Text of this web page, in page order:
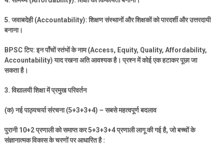
5.जवाबदेही (Accountability):शिक्षण संस्थानों और शिक्षकों को पारदर्शी और उत्तरदायी
बनाना।
BPSCटिप: इन पाँचों स्तंभों के नाम (Access, Equity, Quality, Affordability,
Accountability)याद रखना अति आवश्यक है। प्रश्न में कोई एक हटाकर पूछा जा
सकता है।
3.विद्यालयी शिक्षा में प्रमुख परिवर्तन
(क) नई पाठ्यचर्या संरचना (5+3+3+4) –सबसे महत्वपूर्ण बदलाव
पुरानी10+2प्रणाली को समाप्त कर5+3+3+4प्रणाली लागू की गई है,जो बच्चों के
संज्ञानात्मक विकास के चरणों पर आधारित है :